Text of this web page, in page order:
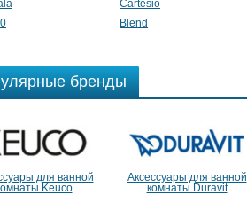
Cartesio
Blend
бренды
для ванной
Keuco
Аксессуары для ванной
комнаты Duravit